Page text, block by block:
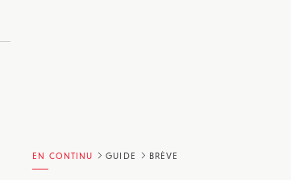
EN CONTINU GUIDE BRÈVE